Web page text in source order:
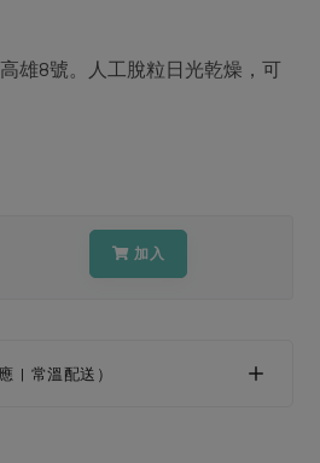
地區活動
雄8號。人工脫粒日光乾燥，可
加入
| 常溫配送）